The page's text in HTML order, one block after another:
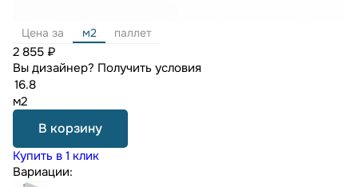
Цена за м2 паллет
2 855 ₽
Вы дизайнер? Получить условия
м2
В корзину
Купить в 1 клик
Вариации: